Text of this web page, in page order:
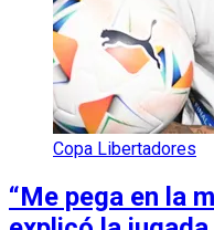
Copa Libertadores
“Me pega en la